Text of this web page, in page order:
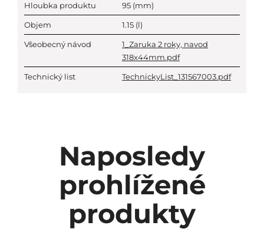
Hloubka produktu 95 (mm)
Objem 1.15 (l)
Všeobecný návod
1_Zaruka 2 roky, navod
318x44mm.pdf
Technický list TechnickyList_131567003.pdf
Naposledy
prohlížené
produkty